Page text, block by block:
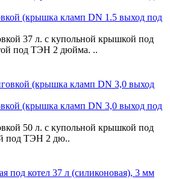
(крышка кламп DN 1.5 выход под
37 л. с купольной крышкой под
под ТЭН 2 дюйма. ..
(крышка кламп DN 3,0 выход под
50 л. с купольной крышкой под
под ТЭН 2 дю..